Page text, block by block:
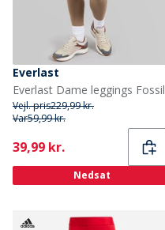
Everlast
Everlast Dame leggings Fossil
Vejl. pris229,99 kr.
Var59,99 kr.
Current
39,99 kr.
Nedsat